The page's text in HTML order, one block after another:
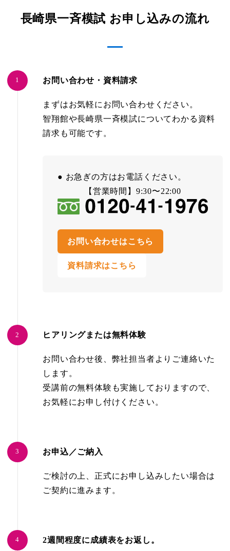
長崎県一斉模試 お申し込みの流れ
お問い合わせ・資料請求
まずはお気軽にお問い合わせください。
智翔館や長崎県一斉模試についてわかる資料
請求も可能です。
● お急ぎの方はお電話ください。
【営業時間】9:30〜22:00
お問い合わせはこちら
資料請求はこちら
ヒアリングまたは無料体験
お問い合わせ後、弊社担当者よりご連絡いた
します。
受講前の無料体験も実施しておりますので、
お気軽にお申し付けください。
お申込／ご納入
ご検討の上、正式にお申し込みしたい場合は
ご契約に進みます。
2週間程度に成績表をお返し。